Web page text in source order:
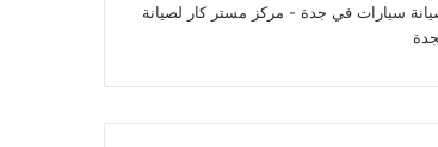
سيارات في جدة - مركز مستر كار لصيانة